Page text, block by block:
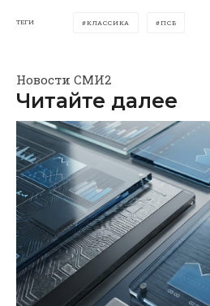
ТЕГИ КЛАССИКА ПСБ
Новости СМИ2
Читайте далее